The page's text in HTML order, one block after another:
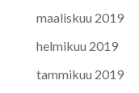
maaliskuu 2019
helmikuu 2019
tammikuu 2019